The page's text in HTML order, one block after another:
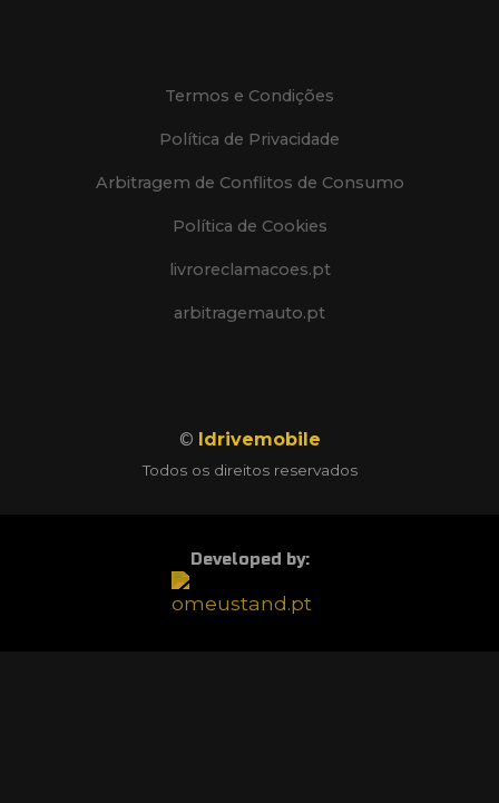
Termos e Condições
Política de Privacidade
Arbitragem de Conflitos de Consumo
Política de Cookies
livroreclamacoes.pt
arbitragemauto.pt
© Idrivemobile
Todos os direitos reservados
Developed by: